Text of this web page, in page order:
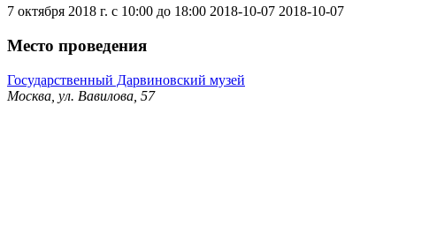
7 октября 2018 г. с 10:00 до 18:00 2018-10-07 2018-10-07
Место проведения
Государственный Дарвиновский музей
Москва, ул. Вавилова, 57